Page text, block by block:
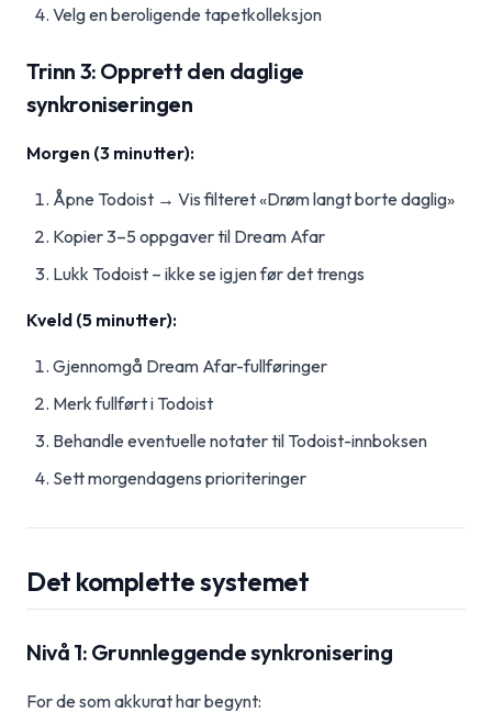
Velg en beroligende tapetkolleksjon
Trinn 3: Opprett den daglige
synkroniseringen
Morgen (3 minutter):
Åpne Todoist → Vis filteret «Drøm langt borte daglig»
Kopier 3–5 oppgaver til Dream Afar
Lukk Todoist – ikke se igjen før det trengs
Kveld (5 minutter):
Gjennomgå Dream Afar-fullføringer
Merk fullført i Todoist
Behandle eventuelle notater til Todoist-innboksen
Sett morgendagens prioriteringer
Det komplette systemet
Nivå 1: Grunnleggende synkronisering
For de som akkurat har begynt: